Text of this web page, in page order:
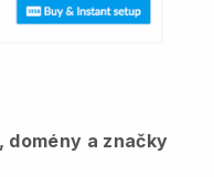
domény a značky